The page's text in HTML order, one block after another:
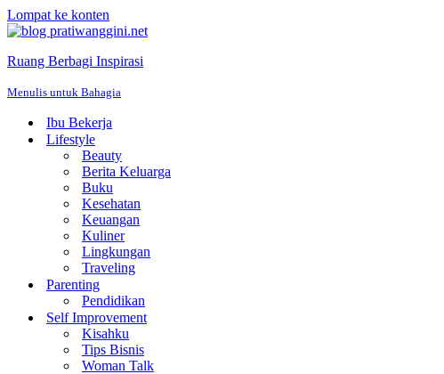
Lompat ke konten
Ruang Berbagi Inspirasi
Menulis untuk Bahagia
Ibu Bekerja
Lifestyle
Beauty
Berita Keluarga
Buku
Kesehatan
Keuangan
Kuliner
Lingkungan
Traveling
Parenting
Pendidikan
Self Improvement
Kisahku
Tips Bisnis
Woman Talk